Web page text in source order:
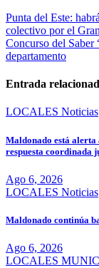
Navegación
de
entradas
Punta del Este:
colectivo por el
Concurso del Saber
departamento
Entrada
LOCALES Noticias
Maldonado está alerta
respuesta coordinada
Ago 6, 2026
LOCALES Noticias
Maldonado continúa
Ago 6, 2026
LOCALES